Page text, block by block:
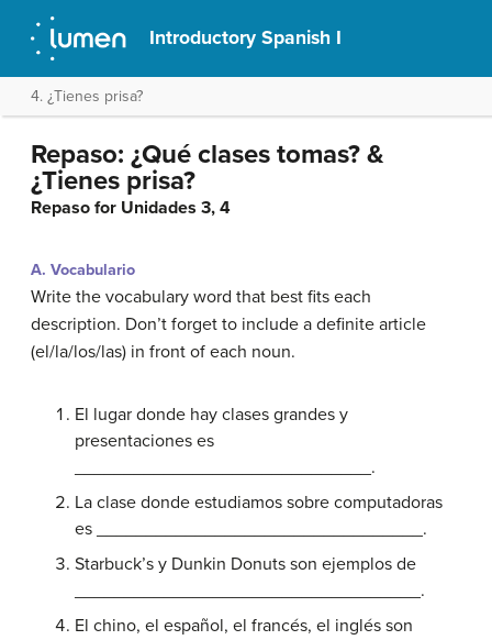
Introductory Spanish I
4. ¿Tienes prisa?
Repaso: ¿Qué clases tomas? &
¿Tienes prisa?
Repaso for Unidades 3, 4
A. Vocabulario
Write the vocabulary word that best fits each
description. Don’t forget to include a definite article
(el/la/los/las) in front of each noun.
El lugar donde hay clases grandes y
presentaciones es
______________________________.
La clase donde estudiamos sobre computadoras
es _________________________________.
Starbuck’s y Dunkin Donuts son ejemplos de
___________________________________.
El chino, el español, el francés, el inglés son